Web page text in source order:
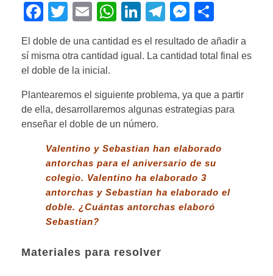
F
c
e
b
o
o
k
T
tt
er
E
ail
W
at
A
p
p
Li
k
dI
n
T
e
a
m
M
ss
n
g
m
ar
tir
El doble de una cantidad es el resultado de añadir a
sí misma otra cantidad igual. La cantidad total final es
el doble de la inicial.
Plantearemos el siguiente problema, ya que a partir
de ella, desarrollaremos algunas estrategias para
enseñar el doble de un número.
Valentino y Sebastian han elaborado
antorchas para el aniversario de su
colegio. Valentino ha elaborado 3
antorchas y Sebastian ha elaborado el
doble. ¿Cuántas antorchas elaboró
Sebastian?
Materiales para resolver